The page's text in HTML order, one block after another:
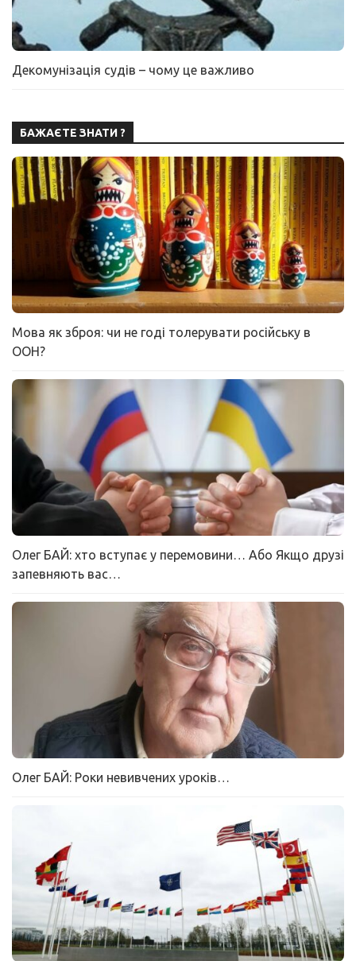
Декомунізація судів – чому це важливо
БАЖАЄТЕ ЗНАТИ ?
Мова як зброя: чи не годі толерувати російську в
ООН?
Олег БАЙ: хто вступає у перемовини… Або Якщо друзі
запевняють вас…
Олег БАЙ: Роки невивчених уроків…